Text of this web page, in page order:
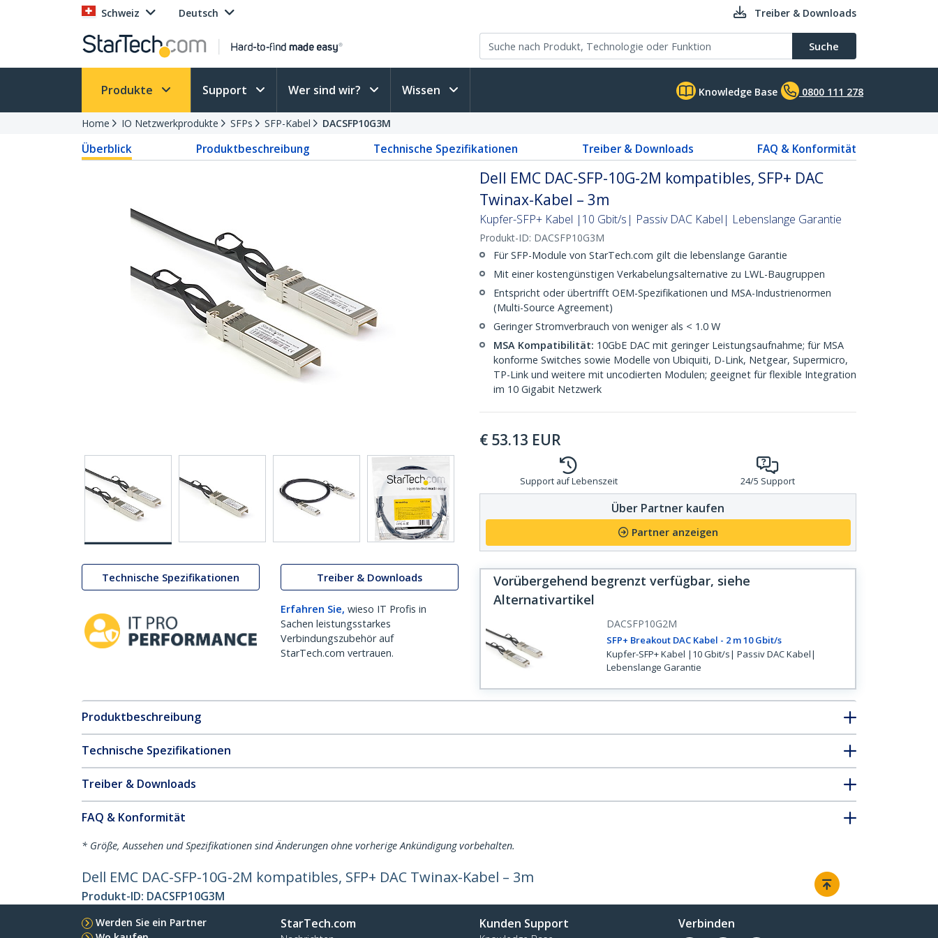
Schweiz Deutsch Treiber & Downloads
Suche
Produkte Support Wer sind wir? Wissen Knowledge Base 0800 111 278
Home IO Netzwerkprodukte SFPs SFP-Kabel DACSFP10G3M
Überblick Produktbeschreibung Technische Spezifikationen Treiber & Downloads FAQ & Konformität
Technische Spezifikationen Treiber & Downloads
Erfahren Sie, wieso IT Profis in
Sachen leistungsstarkes
Verbindungszubehör auf
StarTech.com vertrauen.
Dell EMC DAC-SFP-10G-2M kompatibles, SFP+ DAC
Twinax-Kabel – 3m
Kupfer-SFP+ Kabel |10 Gbit/s| Passiv DAC Kabel| Lebenslange Garantie
Produkt-ID: DACSFP10G3M
Für SFP-Module von StarTech.com gilt die lebenslange Garantie
Mit einer kostengünstigen Verkabelungsalternative zu LWL-Baugruppen
Entspricht oder übertrifft OEM-Spezifikationen und MSA-Industrienormen
(Multi-Source Agreement)
Geringer Stromverbrauch von weniger als < 1.0 W
MSA Kompatibilität: 10GbE DAC mit geringer Leistungsaufnahme; für MSA
konforme Switches sowie Modelle von Ubiquiti, D-Link, Netgear, Supermicro,
TP-Link und weitere mit uncodierten Modulen; geeignet für flexible Integration
im 10 Gigabit Netzwerk
€ 53.13 EUR
Support auf Lebenszeit 24/5 Support
Über Partner kaufen
Partner anzeigen
Vorübergehend begrenzt verfügbar, siehe
Alternativartikel
DACSFP10G2M
SFP+ Breakout DAC Kabel - 2 m 10 Gbit/s
Kupfer-SFP+ Kabel |10 Gbit/s| Passiv DAC Kabel|
Lebenslange Garantie
Produktbeschreibung
Technische Spezifikationen
Treiber & Downloads
FAQ & Konformität
* Größe, Aussehen und Spezifikationen sind Änderungen ohne vorherige Ankündigung vorbehalten.
Dell EMC DAC-SFP-10G-2M kompatibles, SFP+ DAC Twinax-Kabel – 3m
Produkt-ID: DACSFP10G3M
Werden Sie ein Partner
StarTech.com Kunden Support Verbinden